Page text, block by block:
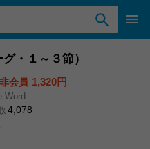
・１～３節）
非会員 1,320円
Word
4,078